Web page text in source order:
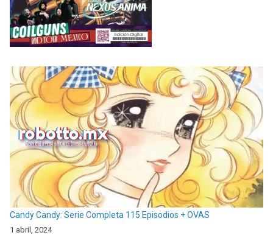
Candy Candy: Serie Completa 115 Episodios + OVAS
1 abril, 2024